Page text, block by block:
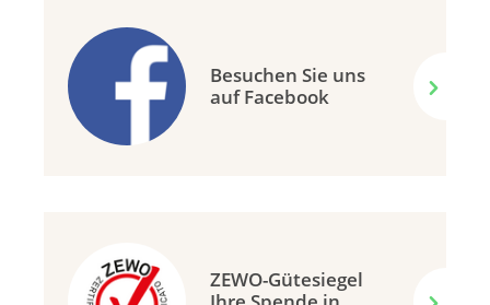
Besuchen Sie uns
auf Facebook
ZEWO-Gütesiegel